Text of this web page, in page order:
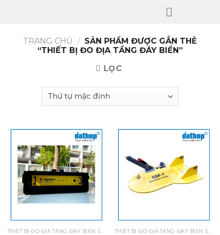
TRANG CHỦ
/ SẢN PHẨM ĐƯỢC GẮN THẺ
“THIẾT BỊ ĐO ĐỊA TẦNG ĐÁY BIỂN”
LỌC
THIẾT BỊ ĐO ĐỊA TẦNG ĐÁY BIỂN SUB BOTTOM THIẾT BỊ ĐO ĐỊA TẦNG ĐÁY BIỂN SUB BOTTOM